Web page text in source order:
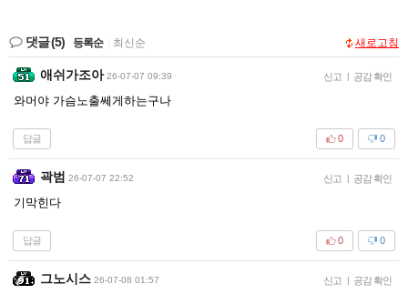
댓글(5) 등록순 최신순 새로고침
애쉬가조아 26-07-07 09:39 신고 | 공감 확인
와머야 가슴노출쎄게하는구나
답글 0
0
곽범 26-07-07 22:52 신고 | 공감 확인
기막힌다
답글 0
0
그노시스 26-07-08 01:57 신고 | 공감 확인